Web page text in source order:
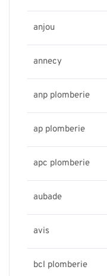
anjou
annecy
anp plomberie
ap plomberie
apc plomberie
aubade
avis
bcl plomberie